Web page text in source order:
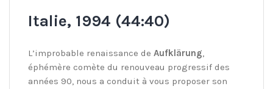
Italie, 1994 (44:40)
L’improbable renaissance de Aufklärung,
éphémère comète du renouveau progressif des
années 90, nous a conduit à vous proposer son